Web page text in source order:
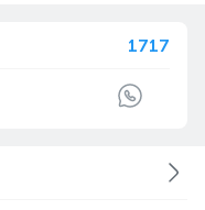
1717